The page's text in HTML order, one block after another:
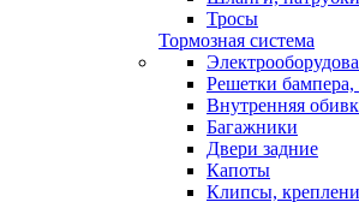
Тросы
Тормозная система
Решетки бампера,
Внутренняя
Багажники
Двери задние
Капоты
Клипсы,